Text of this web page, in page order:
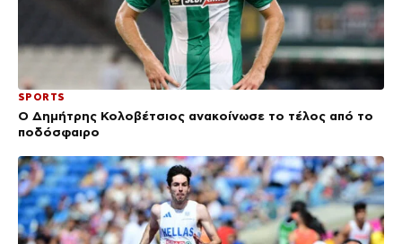
SPORTS
Ο Δημήτρης Κολοβέτσιος ανακοίνωσε το τέλος από το
ποδόσφαιρο